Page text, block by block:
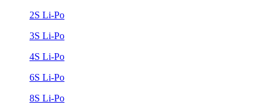
2S Li-Po
3S Li-Po
4S Li-Po
6S Li-Po
8S Li-Po